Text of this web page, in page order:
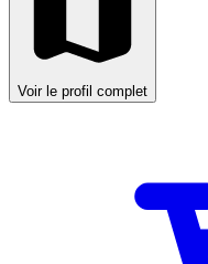
Voir le profil complet